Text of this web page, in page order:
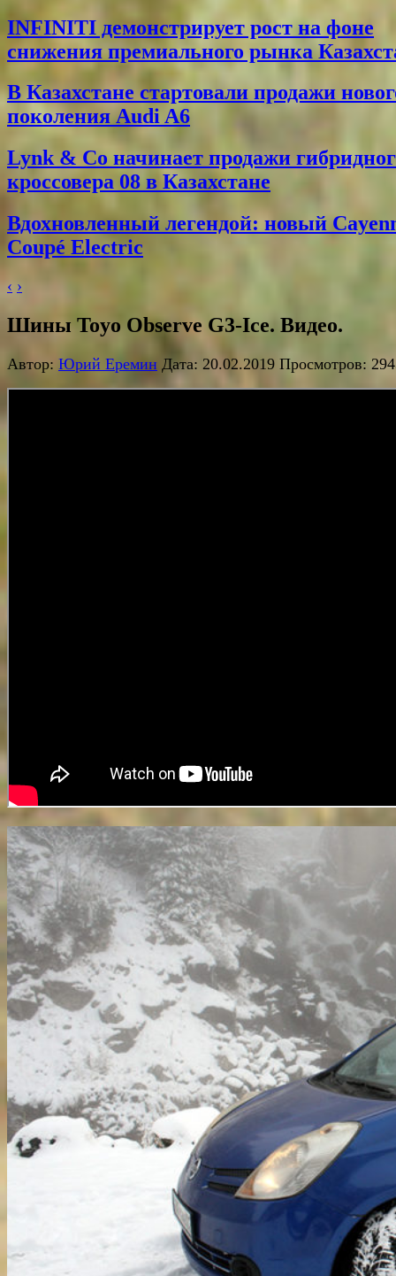
INFINITI демонстрирует рост на фоне
снижения премиального рынка
В Казахстане стартовали продажи
поколения Audi A6
Lynk & Co начинает продажи
кроссовера 08 в Казахстане
Вдохновленный легендой: новый
Coupé Electric
‹ ›
Шины Toyo Observe G3-Ice. Видео.
Автор: Юрий Еремин Дата: 20.02.2019 Просмотров: